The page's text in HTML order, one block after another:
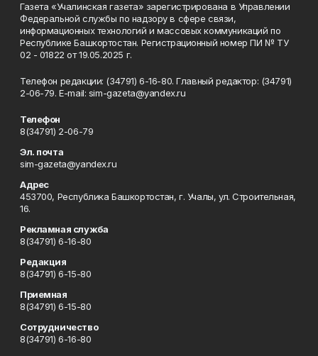
Газета «Учалинская газета» зарегистрирована в Управлении
Федеральной службы по надзору в сфере связи,
информационных технологий и массовых коммуникаций по
Республике Башкортостан. Регистрационный номер ПИ № ТУ
02 - 01822 от 19.05.2025 г.
Телефон редакции: (34791) 6-16-80. Главный редактор: (34791)
2-06-79. Е-mаil: sim-gazeta@yandex.ru
Телефон
8(34791) 2-06-79
Эл. почта
sim-gazeta@yandex.ru
Адрес
453700, Республика Башкортостан, г. Учалы, ул. Строительная,
16.
Рекламная служба
8(34791) 6-16-80
Редакция
8(34791) 6-15-80
Приемная
8(34791) 6-15-80
Сотрудничество
8(34791) 6-16-80